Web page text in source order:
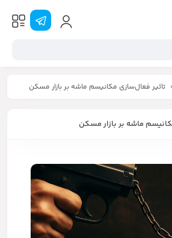
تاثیر فعال‌سازی مکانیسم ماشه بر بازار مسکن
ماشه بر بازار مسکن